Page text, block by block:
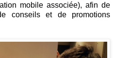
mobile associée), afin de
conseils et de promotions